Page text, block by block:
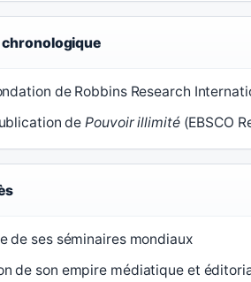
chronologique
de Robbins Research
dePouvoir illimité(EBSCO
de ses séminaires mondiaux
de son empire médiatique et